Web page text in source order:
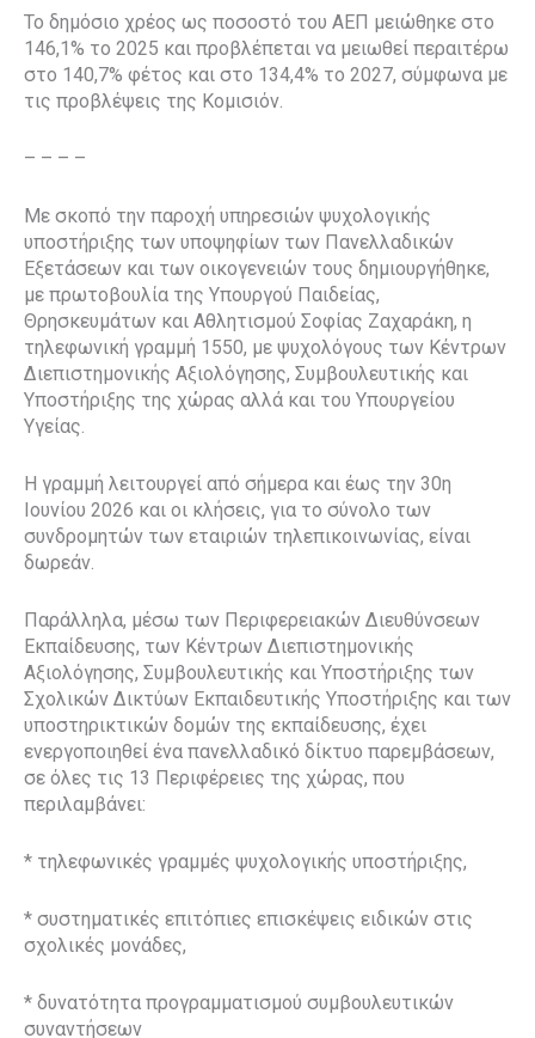
Το δημόσιο χρέος ως ποσοστό του ΑΕΠ μειώθηκε στο
146,1% το 2025 και προβλέπεται να μειωθεί περαιτέρω
στο 140,7% φέτος και στο 134,4% το 2027, σύμφωνα με
τις προβλέψεις της Κομισιόν.
– – – –
Με σκοπό την παροχή υπηρεσιών ψυχολογικής
υποστήριξης των υποψηφίων των Πανελλαδικών
Εξετάσεων και των οικογενειών τους δημιουργήθηκε,
με πρωτοβουλία της Υπουργού Παιδείας,
Θρησκευμάτων και Αθλητισμού Σοφίας Ζαχαράκη, η
τηλεφωνική γραμμή 1550, με ψυχολόγους των Κέντρων
Διεπιστημονικής Αξιολόγησης, Συμβουλευτικής και
Υποστήριξης της χώρας αλλά και του Υπουργείου
Υγείας.
Η γραμμή λειτουργεί από σήμερα και έως την 30η
Ιουνίου 2026 και οι κλήσεις, για το σύνολο των
συνδρομητών των εταιριών τηλεπικοινωνίας, είναι
δωρεάν.
Παράλληλα, μέσω των Περιφερειακών Διευθύνσεων
Εκπαίδευσης, των Κέντρων Διεπιστημονικής
Αξιολόγησης, Συμβουλευτικής και Υποστήριξης των
Σχολικών Δικτύων Εκπαιδευτικής Υποστήριξης και των
υποστηρικτικών δομών της εκπαίδευσης, έχει
ενεργοποιηθεί ένα πανελλαδικό δίκτυο παρεμβάσεων,
σε όλες τις 13 Περιφέρειες της χώρας, που
περιλαμβάνει:
* τηλεφωνικές γραμμές ψυχολογικής υποστήριξης,
* συστηματικές επιτόπιες επισκέψεις ειδικών στις
σχολικές μονάδες,
* δυνατότητα προγραμματισμού συμβουλευτικών
συναντήσεων